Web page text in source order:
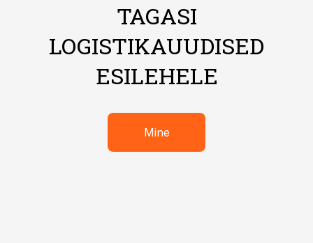
TAGASI
LOGISTIKAUUDISED
ESILEHELE
Mine